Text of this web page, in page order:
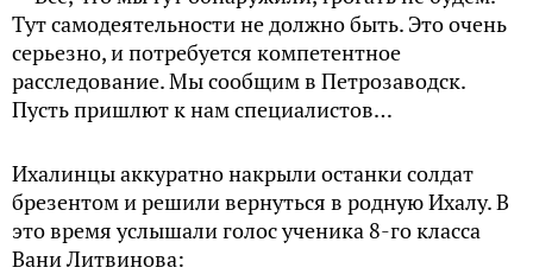
Тут самодеятельности не должно быть. Это очень
серьезно, и потребуется компетентное
расследование. Мы сообщим в Петрозаводск.
Пусть пришлют к нам специалистов…
Ихалинцы аккуратно накрыли останки солдат
брезентом и решили вернуться в родную Ихалу. В
это время услышали голос ученика 8-го класса
Вани Литвинова: